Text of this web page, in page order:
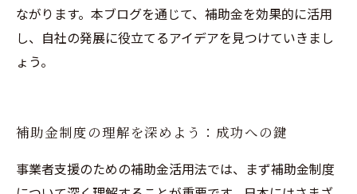
ながります。本ブログを通じて、補助金を効果的に活用
し、自社の発展に役立てるアイデアを見つけていきまし
ょう。
補助金制度の理解を深めよう：成功への鍵
事業者支援のための補助金活用法では、まず補助金制度